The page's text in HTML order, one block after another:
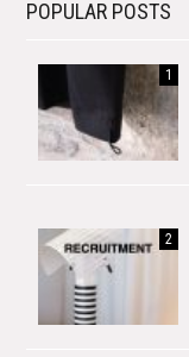
POPULAR POSTS